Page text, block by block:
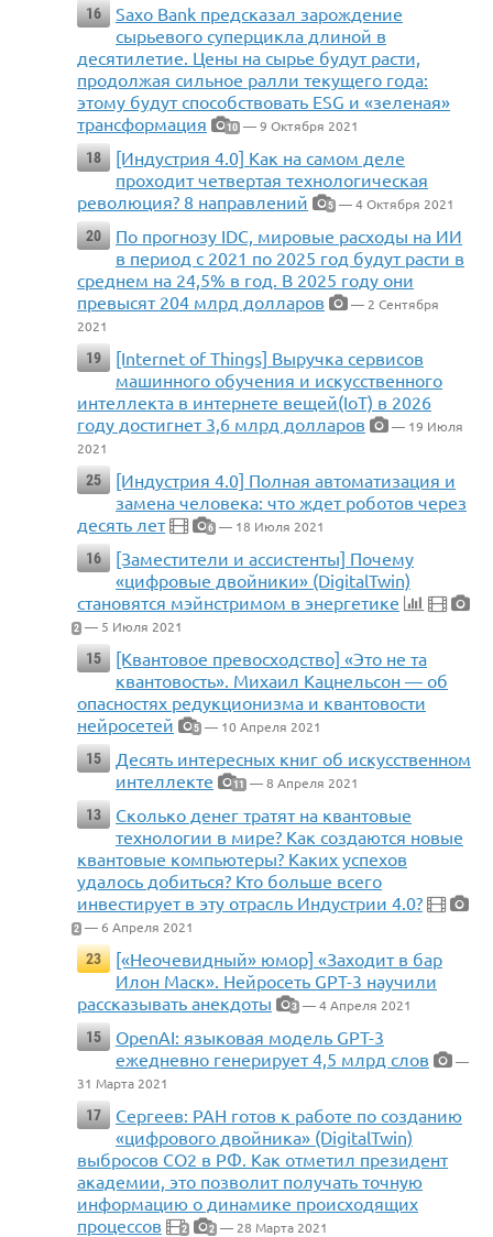
16
Saxo Bank предсказал зарождение
сырьевого суперцикла длиной в
десятилетие. Цены на сырье будут расти,
продолжая сильное ралли текущего года:
этому будут способствовать ESG и «зеленая»
трансформация
10 — 9 Октября 2021
18
[Индустрия 4.0] Как на самом деле
проходит четвертая технологическая
революция? 8 направлений
5 — 4 Октября 2021
20
По прогнозу IDC, мировые расходы на ИИ
в период с 2021 по 2025 год будут расти в
среднем на 24,5% в год. В 2025 году они
превысят 204 млрд долларов
— 2 Сентября
2021
19
[Internet of Things] Выручка сервисов
машинного обучения и искусственного
интеллекта в интернете вещей(IoT) в 2026
году достигнет 3,6 млрд долларов
— 19 Июля
2021
25
[Индустрия 4.0] Полная автоматизация и
замена человека: что ждет роботов через
десять лет
6 — 18 Июля 2021
16
[Заместители и ассистенты] Почему
«цифровые двойники» (DigitalTwin)
становятся мэйнстримом в энергетике
2 — 5 Июля 2021
15
[Квантовое превосходство] «Это не та
квантовость». Михаил Кацнельсон — об
опасностях редукционизма и квантовости
нейросетей
5 — 10 Апреля 2021
15
Десять интересных книг об искусственном
интеллекте
11 — 8 Апреля 2021
13
Сколько денег тратят на квантовые
технологии в мире? Как создаются новые
квантовые компьютеры? Каких успехов
удалось добиться? Кто больше всего
инвестирует в эту отрасль Индустрии 4.0?
2 — 6 Апреля 2021
23
[«Неочевидный» юмор] «Заходит в бар
Илон Маск». Нейросеть GPT-3 научили
рассказывать анекдоты
3 — 4 Апреля 2021
15
OpenAI: языковая модель GPT-3
ежедневно генерирует 4,5 млрд слов
—
31 Марта 2021
17
Сергеев: РАН готов к работе по созданию
«цифрового двойника» (DigitalTwin)
выбросов СО2 в РФ. Как отметил президент
академии, это позволит получать точную
информацию о динамике происходящих
процессов
2 2 — 28 Марта 2021